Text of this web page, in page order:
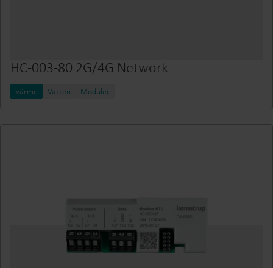
HC-003-80 2G/4G Network
Värme Vatten Moduler